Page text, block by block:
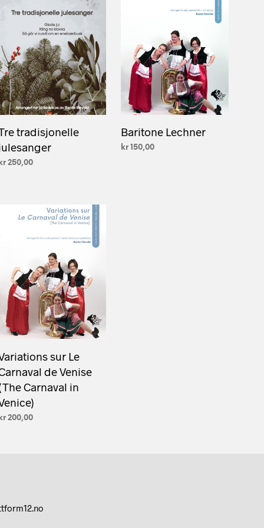
tradisjonelle
kr250,00
Baritone Lechner
kr150,00
sur Le
de Venise
Carnaval in
kr200,00